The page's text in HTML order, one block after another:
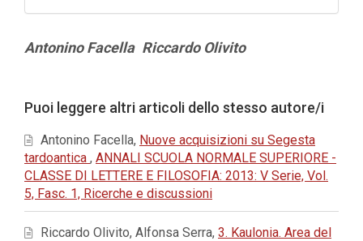
Contenuto
principale
Antonino Facella Riccardo Olivito
dell'articolo
Puoi leggere altri articoli dello stesso autore/i
Antonino Facella, Nuove acquisizioni su Segesta
tardoantica , ANNALI SCUOLA NORMALE SUPERIORE -
CLASSE DI LETTERE E FILOSOFIA: 2013: V Serie, Vol.
5, Fasc. 1, Ricerche e discussioni
Riccardo Olivito, Alfonsa Serra, 3. Kaulonia. Area del